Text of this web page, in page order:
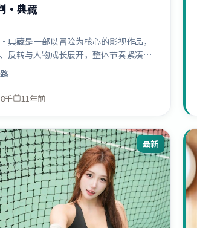
·典藏
典藏是一部以冒险为核心的影视作品，
反转与人物成长展开，整体节奏紧凑，
看。
千 11年前
最新